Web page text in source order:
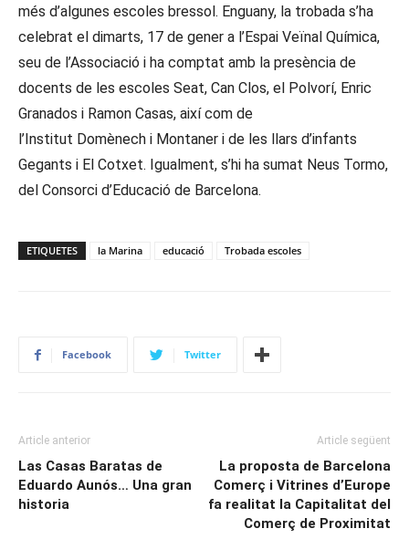
més d’algunes escoles bressol. Enguany, la trobada s’ha
celebrat el dimarts, 17 de gener a l’Espai Veïnal Química,
seu de l’Associació i ha comptat amb la presència de
docents de les escoles Seat, Can Clos, el Polvorí, Enric
Granados i Ramon Casas, així com de
l’Institut Domènech i Montaner i de les llars d’infants
Gegants i El Cotxet. Igualment, s’hi ha sumat Neus Tormo,
del Consorci d’Educació de Barcelona.
ETIQUETES la Marina educació Trobada escoles
Facebook Twitter
Article anterior
Las Casas Baratas de
Eduardo Aunós… Una gran
historia
Article següent
La proposta de Barcelona
Comerç i Vitrines d’Europe
fa realitat la Capitalitat del
Comerç de Proximitat